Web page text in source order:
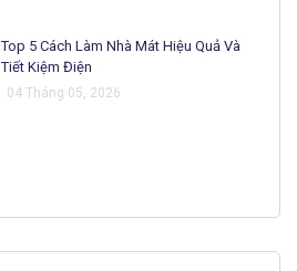
Top 5 Cách Làm Nhà Mát Hiệu Quả Và
Tiết Kiệm Điện
04 Tháng 05, 2026